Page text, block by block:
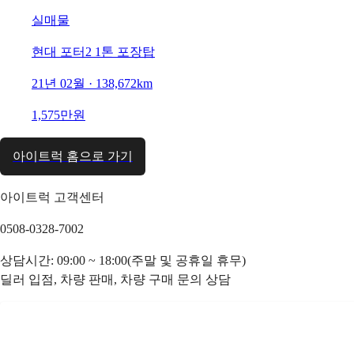
실매물
현대 포터2 1톤 포장탑
21년 02월 · 138,672km
1,575만원
아이트럭 홈으로 가기
아이트럭 고객센터
0508-0328-7002
상담시간: 09:00 ~ 18:00(주말 및 공휴일 휴무)
딜러 입점, 차량 판매, 차량 구매 문의 상담